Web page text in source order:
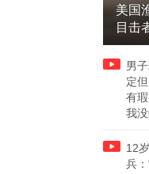
美国
目击
息）
男
定
有
我
12
兵